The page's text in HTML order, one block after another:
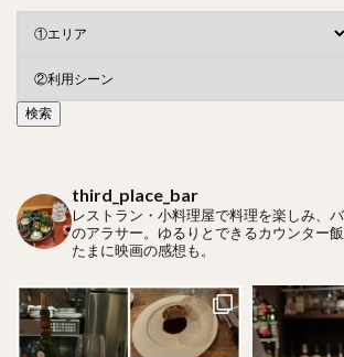
third_place_bar
レストラン・小料理屋で料理を楽しみ、
のアラサー。ゆるりとできるカウンター飯
たまに映画の感想も。